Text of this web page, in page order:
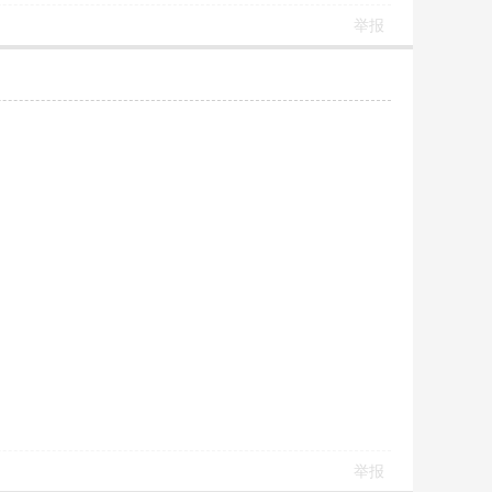
举报
举报